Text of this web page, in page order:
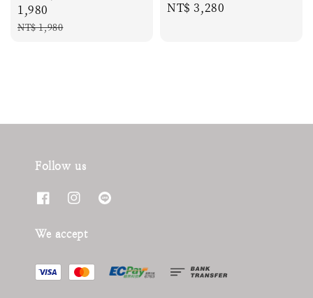
price
1,980
Regular
NT$ 1,980
Regular
NT$ 3,280
Follow us
We accept